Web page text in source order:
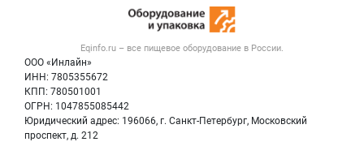
Eqinfo.ru – все пищевое оборудование в России.
ООО «Инлайн»
ИНН: 7805355672
КПП: 780501001
ОГРН: 1047855085442
Юридический адрес: 196066, г. Санкт-Петербург, Московский
проспект, д. 212
Публичная оферта
Контактная информация
Политика обработки персональных данных
Вакансии
Оборудование для пищепрома
Тара и упаковка
Б/у оборудование